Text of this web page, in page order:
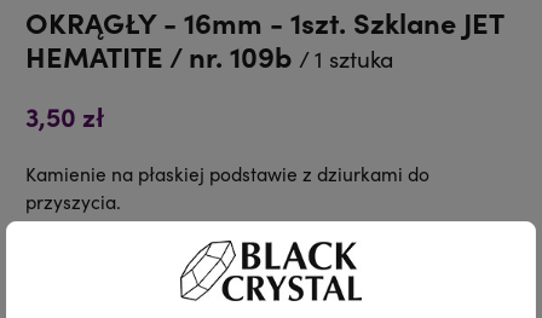
OKRĄGŁY - 16mm - 1szt. Szklane JET
HEMATITE / nr. 109b / 1 sztuka
3,50 zł
Kamienie na płaskiej podstawie z dziurkami do
przyszycia.
Szczegóły produktu